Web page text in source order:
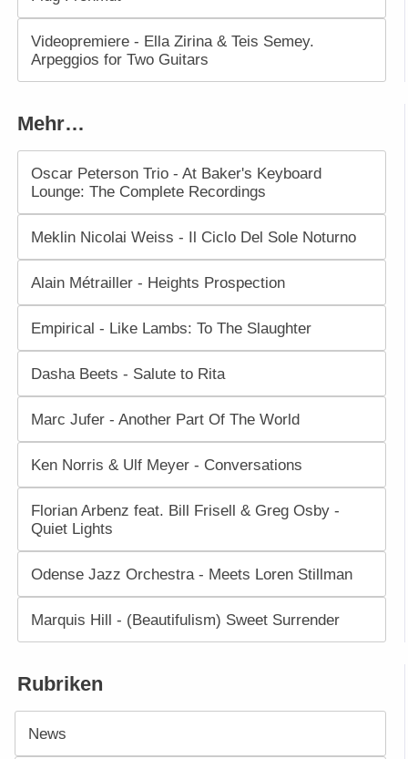
Videopremiere - Ella Zirina & Teis Semey.
Arpeggios for Two Guitars
Mehr…
Oscar Peterson Trio - At Baker's Keyboard
Lounge: The Complete Recordings
Meklin Nicolai Weiss - Il Ciclo Del Sole Noturno
Alain Métrailler - Heights Prospection
Empirical - Like Lambs: To The Slaughter
Dasha Beets - Salute to Rita
Marc Jufer - Another Part Of The World
Ken Norris & Ulf Meyer - Conversations
Florian Arbenz feat. Bill Frisell & Greg Osby -
Quiet Lights
Odense Jazz Orchestra - Meets Loren Stillman
Marquis Hill - (Beautifulism) Sweet Surrender
Rubriken
News